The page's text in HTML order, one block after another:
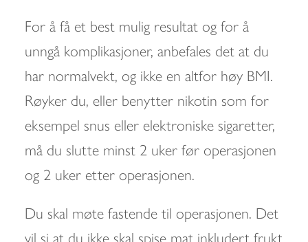
For å få et best mulig resultat og for å
unngå komplikasjoner, anbefales det at du
har normalvekt, og ikke en altfor høy BMI.
Røyker du, eller benytter nikotin som for
eksempel snus eller elektroniske sigaretter,
må du slutte minst 2 uker før operasjonen
og 2 uker etter operasjonen.
Du skal møte fastende til operasjonen. Det